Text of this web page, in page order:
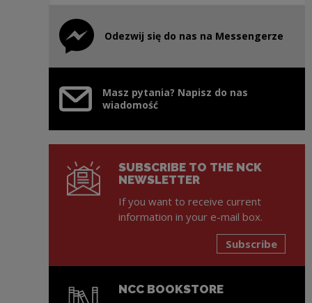
Odezwij się do nas na Messengerze
Note, the link will open in a new window
Masz pytania? Napisz do nas
wiadomość
SUBSCRIBE TO THE NCK
NEWSLETTER
If you want to receive current
information in your e-mail box.
Subscribe
NCC BOOKSTORE